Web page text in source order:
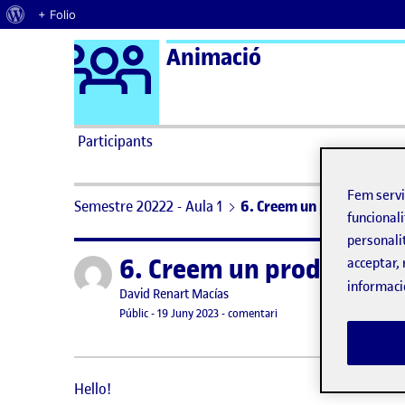
Quant al WordPress
+ Folio
Saltar al contingut Logo Ágora
Animació
Participants
Semestre 20222 - Aula 1 6. Creem un producte:
Publicat per6. Creem un producte:
Publicat per
David Renart Macías
Visibilitat:
Públic-Data de publicació
19 Juny 2023-comentariel 6. Creem un producte:
Hello!
Fem